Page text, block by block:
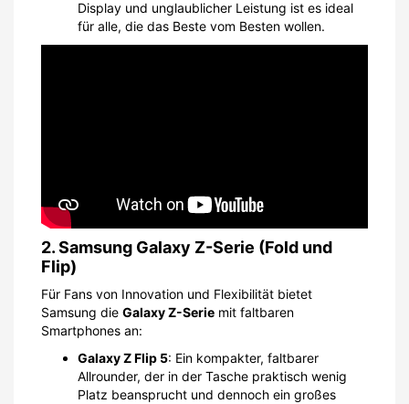
Display und unglaublicher Leistung ist es ideal
für alle, die das Beste vom Besten wollen.
2. Samsung Galaxy Z-Serie (Fold und
Flip)
Für Fans von Innovation und Flexibilität bietet
Samsung die Galaxy Z-Serie mit faltbaren
Smartphones an:
Galaxy Z Flip 5: Ein kompakter, faltbarer
Allrounder, der in der Tasche praktisch wenig
Platz beansprucht und dennoch ein großes